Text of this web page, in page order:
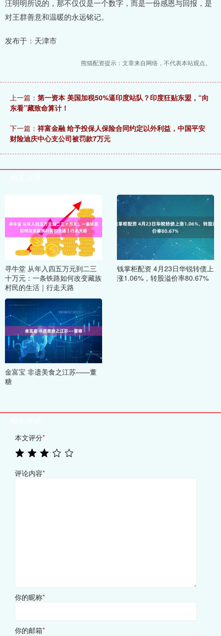
汪明明所说的，那不仅仅是一个数字，而是一份感恩与回报，是
对王群善意和温暖的永远铭记。
发布于：天津市
熊猫配资提示：文章来自网络，不代表本站观点。
上一篇： 第一资本 美国加税50%逼印度站队？印度狂贴东盟，“向
东看”藏致命算计！
下一篇： 祥富金融 给予投保人保险合同约定以外利益，中国平安
财险迪庆中心支公司被罚款7万元
寻牛堂 从年入四五万元到二三
十万元：一条铁路如何改变藏族
村民的生活｜行走天路
钱掌柜配资 4月23日华锐转债上
涨1.06%，转股溢价率80.67%
金富宝 非遗美食之江苏——董
糖
本文评分*
评论内容*
你的昵称*
你的邮箱*